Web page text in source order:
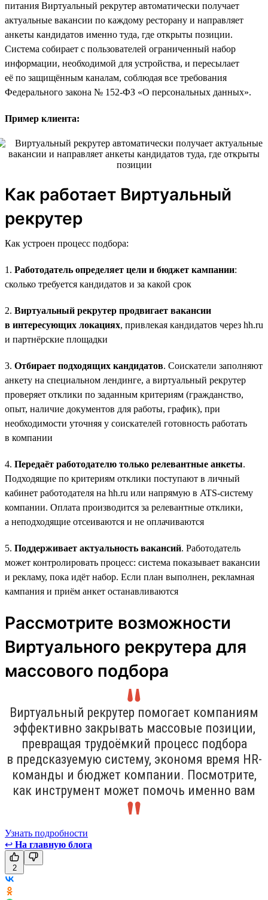
питания Виртуальный рекрутер автоматически получает
актуальные вакансии по каждому ресторану и направляет
анкеты кандидатов именно туда, где открыты позиции.
Система собирает с пользователей ограниченный набор
информации, необходимой для устройства, и пересылает
её по защищённым каналам, соблюдая все требования
Федерального закона № 152-ФЗ «О персональных данных».
Пример клиента:
Как работает Виртуальный
рекрутер
Как устроен процесс подбора:
1. Работодатель определяет цели и бюджет кампании:
сколько требуется кандидатов и за какой срок
2. Виртуальный рекрутер продвигает вакансии
в интересующих локациях, привлекая кандидатов через hh.ru
и партнёрские площадки
3. Отбирает подходящих кандидатов. Соискатели заполняют
анкету на специальном лендинге, а виртуальный рекрутер
проверяет отклики по заданным критериям (гражданство,
опыт, наличие документов для работы, график), при
необходимости уточняя у соискателей готовность работать
в компании
4. Передаёт работодателю только релевантные анкеты.
Подходящие по критериям отклики поступают в личный
кабинет работодателя на hh.ru или напрямую в ATS-систему
компании. Оплата производится за релевантные отклики,
а неподходящие отсеиваются и не оплачиваются
5. Поддерживает актуальность вакансий. Работодатель
может контролировать процесс: система показывает вакансии
и рекламу, пока идёт набор. Если план выполнен, рекламная
кампания и приём анкет останавливаются
Рассмотрите возможности
Виртуального рекрутера для
массового подбора
Виртуальный рекрутер помогает компаниям
эффективно закрывать массовые позиции,
превращая трудоёмкий процесс подбора
в предсказуемую систему, экономя время HR-
команды и бюджет компании. Посмотрите,
как инструмент может помочь именно вам
Узнать подробности
↩ На главную блога
2